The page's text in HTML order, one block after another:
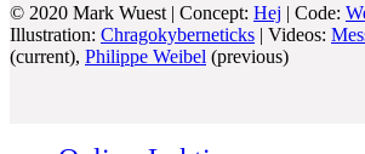
© 2020 Mark Wuest | Concept: Hej | Code:
Illustration: Chragokyberneticks | Videos:
(current), Philippe Weibel (previous)